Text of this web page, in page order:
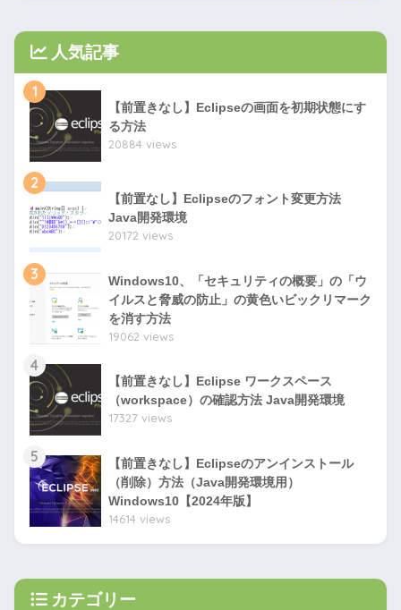
人気記事
1
【前置きなし】Eclipseの画面を初期状態にす
る方法
20884 views
2
【前置なし】Eclipseのフォント変更方法
Java開発環境
20172 views
3
Windows10、「セキュリティの概要」の「ウ
イルスと脅威の防止」の黄色いビックリマーク
を消す方法
19062 views
4
【前置きなし】Eclipse ワークスペース
（workspace）の確認方法 Java開発環境
17327 views
5
【前置きなし】Eclipseのアンインストール
（削除）方法（Java開発環境用）
Windows10【2024年版】
14614 views
カテゴリー